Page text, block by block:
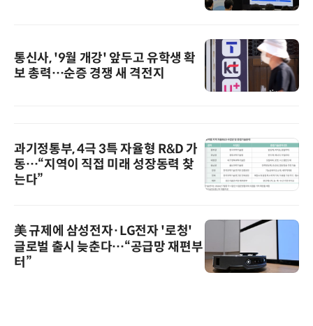
통신사, '9월 개강' 앞두고 유학생 확
보 총력…순증 경쟁 새 격전지
과기정통부, 4극 3특 자율형 R&D 가
동…“지역이 직접 미래 성장동력 찾
는다”
美 규제에 삼성전자·LG전자 '로청'
글로벌 출시 늦춘다…“공급망 재편부
터”